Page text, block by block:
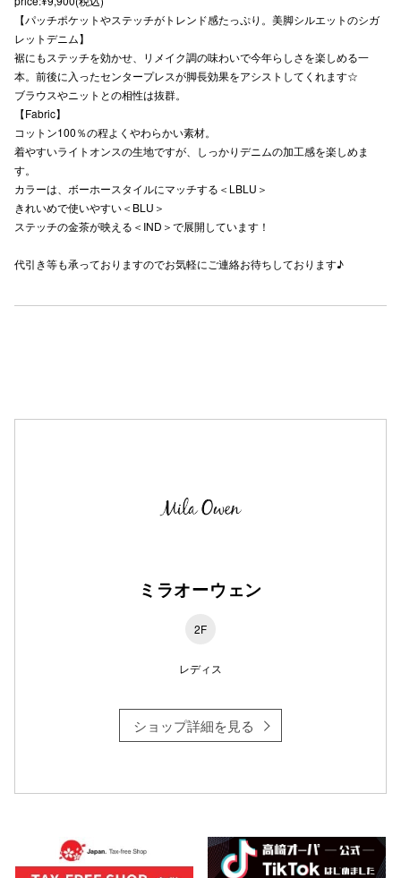
【パッチポケットやステッチがトレンド感たっぷり。美脚シルエットのシガ
レットデニム】
裾にもステッチを効かせ、リメイク調の味わいで今年らしさを楽しめる一
本。前後に入ったセンタープレスが脚長効果をアシストしてくれます☆
ブラウスやニットとの相性は抜群。
【Fabric】
コットン100％の程よくやわらかい素材。
着やすいライトオンスの生地ですが、しっかりデニムの加工感を楽しめま
す。
カラーは、ボーホースタイルにマッチする＜LBLU＞
きれいめで使いやすい＜BLU＞
ステッチの金茶が映える＜IND＞で展開しています！
代引き等も承っておりますのでお気軽にご連絡お待ちしております♪
ミラオーウェン
2F
レディス
ショップ詳細を見る